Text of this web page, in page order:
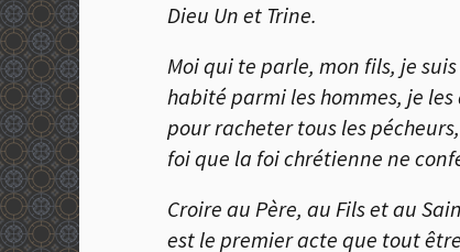
Dieu Un et Trine.
Moi qui te parle, mon fils, je
habité parmi les hommes, je
pour racheter tous les
foi que la foi chrétienne ne
Croire au Père, au Fils et au
est le premier acte que tout